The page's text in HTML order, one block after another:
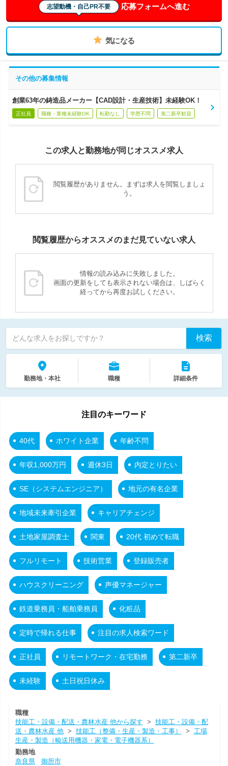
志望動機・自己PR不要 応募フォームへ進む
気になる
その他の募集情報
創業63年の鋳造品メーカー【CAD設計・生産技術】未経験OK！
正社員 職種・業種未経験OK 転勤なし 学歴不問 第二新卒歓迎
この求人と勤務地が同じオススメ求人
閲覧履歴がありません。まずは求人を閲覧しましょ
う。
閲覧履歴からオススメのまだ見ていない求人
情報の読み込みに失敗しました。
画面の更新をしても表示されない場合は、しばらく
経ってから再度お試しください。
どんな求人をお探しですか？ 検索
勤務地・本社 職種 詳細条件
注目のキーワード
40代 ホワイト企業 年齢不問
年収1,000万円 週休3日 内定とりたい
SE（システムエンジニア） 地元の有名企業
地域未来牽引企業 キャリアチェンジ
土地家屋調査士 関東 20代 初めて転職
フルリモート 技術営業 登録販売者
ハウスクリーニング 声優マネージャー
鉄道乗務員・船舶乗務員 化粧品
定時で帰れる仕事 注目の求人検索ワード
正社員 リモートワーク・在宅勤務 第二新卒
未経験 土日祝日休み
職種
技能工・設備・配送・農林水産 他から探す > 技能工・設備・配
送・農林水産 他> 技能工（整備・生産・製造・工事） > 工場
生産・製造（輸送用機器・家電・電子機器系）
勤務地
奈良県
御所市